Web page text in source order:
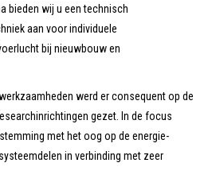
bieden wij u een technisch
aan voor individuele
bij nieuwbouw en
werd er consequent op de
gezet. In de focus
met het oog op de energie-
in verbinding met zeer